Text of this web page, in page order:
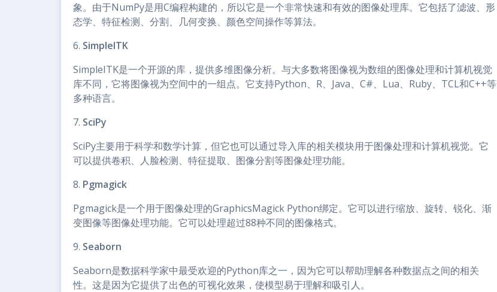
象。由于NumPy是用C编程构建的，所以它是一个非常快速和有效的图像处理库。它包括了滤波、形
态学、特征检测、分割、几何变换、颜色空间操作等算法。
6. SimplelTK
SimpleITK是一个开源的库，提供多维图像分析。与大多数将图像视为数组的图像处理和计算机视觉
库不同，它将图像视为空间中的一组点。它支持Python、R、Java、C#、Lua、Ruby、TCL和C++等
多种语言。
7. SciPy
SciPy主要用于科学和数学计算，但它也可以通过导入库的相关模块用于图像处理和计算机视觉。它
可以提供卷积、人脸检测、特征提取、图像分割等图像处理功能。
8. Pgmagick
Pgmagick是一个用于图像处理的GraphicsMagick Python绑定。它可以进行缩放、旋转、锐化、渐
变图像等图像处理功能。它可以处理超过88种不同的图像格式。
9. Seaborn
Seaborn是数据科学家中最受欢迎的Python库之一，因为它可以帮助理解各种数据点之间的相关
性。这是因为它提供了出色的可视化效果，使模型易于理解和吸引人。